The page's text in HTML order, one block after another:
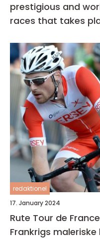
prestigious and
races that takes
redaktionel
17. January 2024
Rute Tour de
Frankrigs